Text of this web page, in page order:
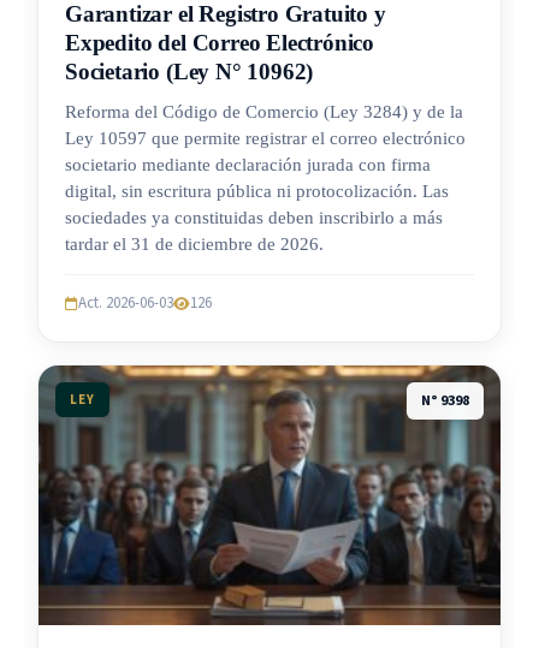
Garantizar el Registro Gratuito y
Expedito del Correo Electrónico
Societario (Ley N° 10962)
Reforma del Código de Comercio (Ley 3284) y de la
Ley 10597 que permite registrar el correo electrónico
societario mediante declaración jurada con firma
digital, sin escritura pública ni protocolización. Las
sociedades ya constituidas deben inscribirlo a más
tardar el 31 de diciembre de 2026.
Act. 2026-06-03 126
LEY N° 9398